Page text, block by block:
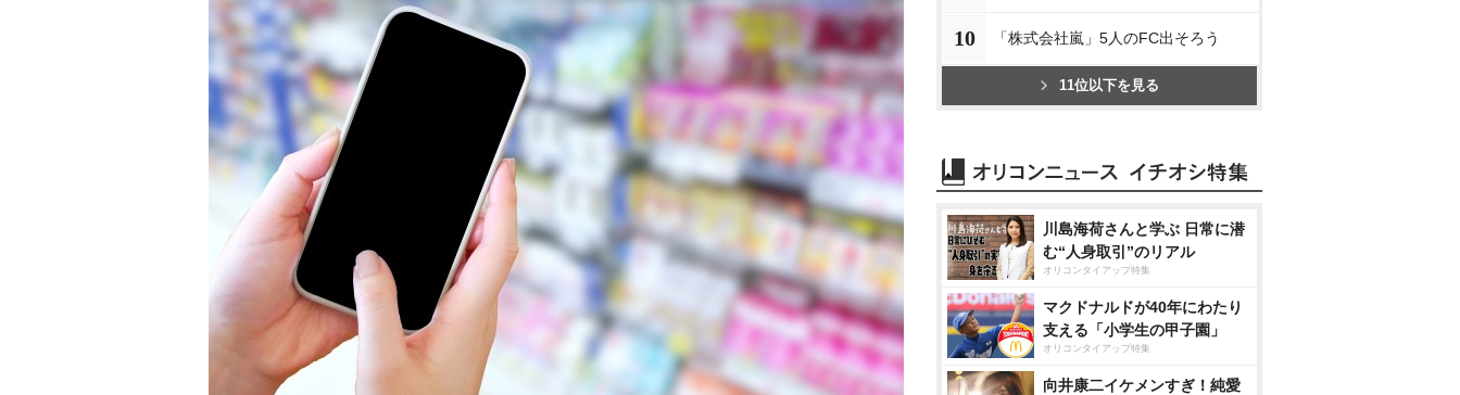
10 「株式会社嵐」5人のFC出そろう
11位以下を見る
川島海荷さんと学ぶ 日常に潜
む“人身取引”のリアル
オリコンタイアップ特集
マクドナルドが40年にわたり
支える「小学生の甲子園」
オリコンタイアップ特集
向井康二イケメンすぎ！純愛